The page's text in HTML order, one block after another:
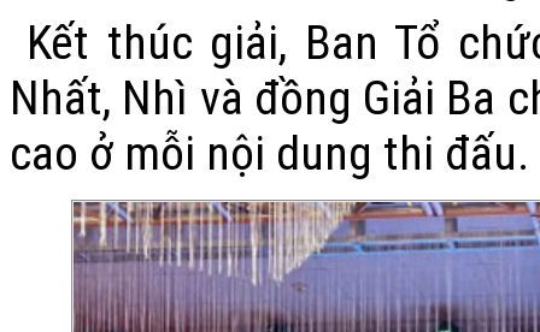
Kết thúc giải, Ban Tổ
Nhất, Nhì và đồng Giải Ba
cao ở mỗi nội dung thi đấu.